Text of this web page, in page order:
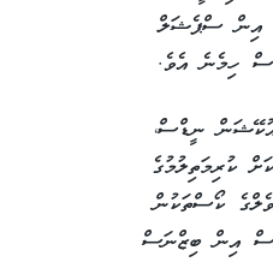
އިން ސްޕެޝަލް
ހިމެނެ އެވެ.
ނީޑްސް،
ކުރިމަތިލުމުގެ
ކޯސްތަކުން
އިން ބިޒްނަސް